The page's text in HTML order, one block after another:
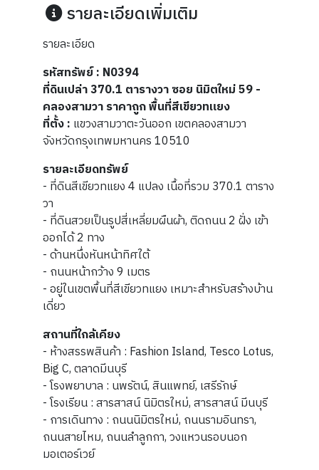
รายละเอียดเพิ่มเติม
รายละเอียด
รหัสทรัพย์ : N0394
ที่ดินเปล่า 370.1 ตารางวา ซอย นิมิตใหม่ 59 -
คลองสามวา ราคาถูก พื้นที่สีเขียวทแยง
ที่ตั้ง : แขวงสามวาตะวันออก เขตคลองสามวา
จังหวัดกรุงเทพมหานคร 10510
รายละเอียดทรัพย์
- ที่ดินสีเขียวทแยง 4 แปลง เนื้อที่รวม 370.1 ตาราง
วา
- ที่ดินสวยเป็นรูปสี่เหลี่ยมผืนผ้า, ติดถนน 2 ฝั่ง เข้า
ออกได้ 2 ทาง
- ด้านหนึ่งหันหน้าทิศใต้
- ถนนหน้ากว้าง 9 เมตร
- อยู่ในเขตพื้นที่สีเขียวทแยง เหมาะสำหรับสร้างบ้าน
เดี่ยว
สถานที่ใกล้เคียง
- ห้างสรรพสินค้า : Fashion Island, Tesco Lotus,
Big C, ตลาดมีนบุรี
- โรงพยาบาล : นพรัตน์, สินแพทย์, เสรีรักษ์
- โรงเรียน : สารสาสน์ นิมิตรใหม่, สารสาสน์ มีนบุรี
- การเดินทาง : ถนนนิมิตรใหม่, ถนนรามอินทรา,
ถนนสายไหม, ถนนลำลูกกา, วงแหวนรอบนอก
มอเตอร์เวย์